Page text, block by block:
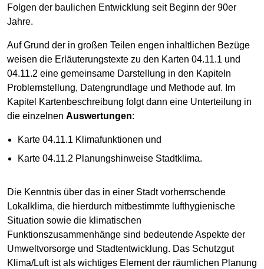
Folgen der baulichen Entwicklung seit Beginn der 90er
Jahre.
Auf Grund der in großen Teilen engen inhaltlichen Bezüge
weisen die Erläuterungstexte zu den Karten 04.11.1 und
04.11.2 eine gemeinsame Darstellung in den Kapiteln
Problemstellung, Datengrundlage und Methode auf. Im
Kapitel Kartenbeschreibung folgt dann eine Unterteilung in
die einzelnen Auswertungen:
Karte 04.11.1 Klimafunktionen und
Karte 04.11.2 Planungshinweise Stadtklima.
Die Kenntnis über das in einer Stadt vorherrschende
Lokalklima, die hierdurch mitbestimmte lufthygienische
Situation sowie die klimatischen
Funktionszusammenhänge sind bedeutende Aspekte der
Umweltvorsorge und Stadtentwicklung. Das Schutzgut
Klima/Luft ist als wichtiges Element der räumlichen Planung